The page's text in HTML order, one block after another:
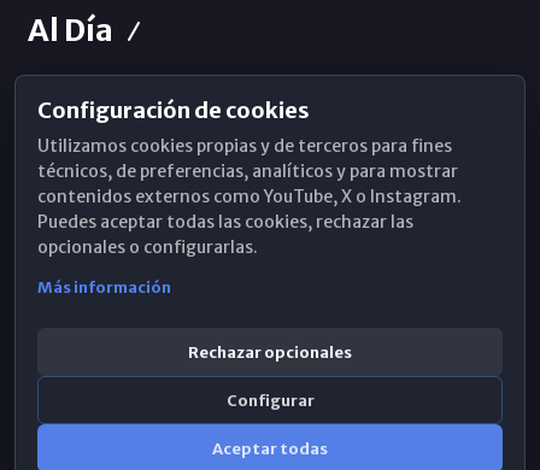
Al Día
Horarios de Misa
Hemeroteca
WhatsApp
Configuración de cookies
Utilizamos cookies propias y de terceros para fines
técnicos, de preferencias, analíticos y para mostrar
contenidos externos como YouTube, X o Instagram.
Puedes aceptar todas las cookies, rechazar las
opcionales o configurarlas.
Más información
Rechazar opcionales
Configurar
Aceptar todas